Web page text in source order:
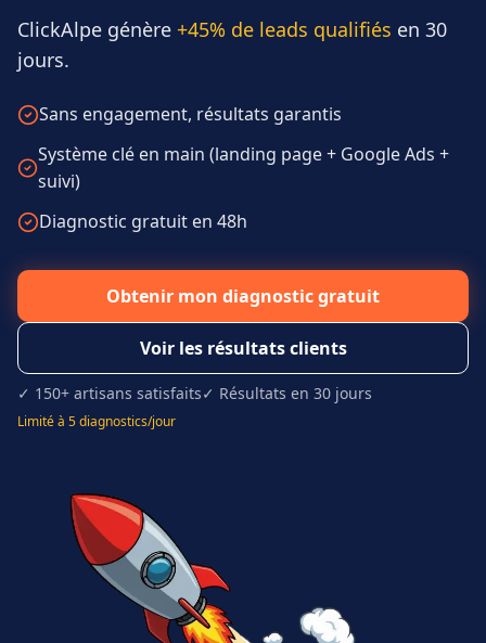
ClickAlpe génère +45% de leads qualifiés en 30
jours.
Sans engagement, résultats garantis
Système clé en main (landing page + Google Ads +
suivi)
Diagnostic gratuit en 48h
Obtenir mon diagnostic gratuit
Voir les résultats clients
✓ 150+ artisans satisfaits✓ Résultats en 30 jours
Limité à 5 diagnostics/jour